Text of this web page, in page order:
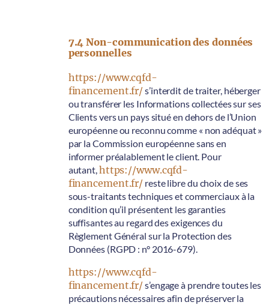
7.4 Non-communication des données
personnelles
https://www.cqfd-
financement.fr/s’interdit de traiter, héberger
ou transférer les Informations collectées sur ses
Clients vers un pays situé en dehors de l’Union
européenne ou reconnu comme « non adéquat »
par la Commission européenne sans en
informer préalablement le client. Pour
autant,https://www.cqfd-
financement.fr/ reste libre du choix de ses
sous-traitants techniques et commerciaux à la
condition qu’il présentent les garanties
suffisantes au regard des exigences du
Règlement Général sur la Protection des
Données (RGPD : n° 2016-679).
https://www.cqfd-
financement.fr/s’engage à prendre toutes les
précautions nécessaires afin de préserver la